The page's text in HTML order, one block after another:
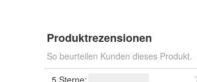
Produktrezensionen
So beurteilen Kunden dieses Produkt.
5 Sterne: